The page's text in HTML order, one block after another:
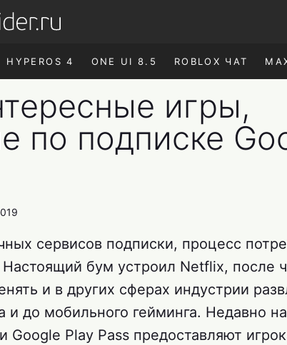
HYPEROS 4 ONE UI 8.5 ROBLOX ЧАТ
игры,
по подписке
сервисов подписки, процесс
бум устроил Netflix, после
и в других сферах индустрии
и до мобильного гейминга. Недавно
Google Play Pass предоставляют